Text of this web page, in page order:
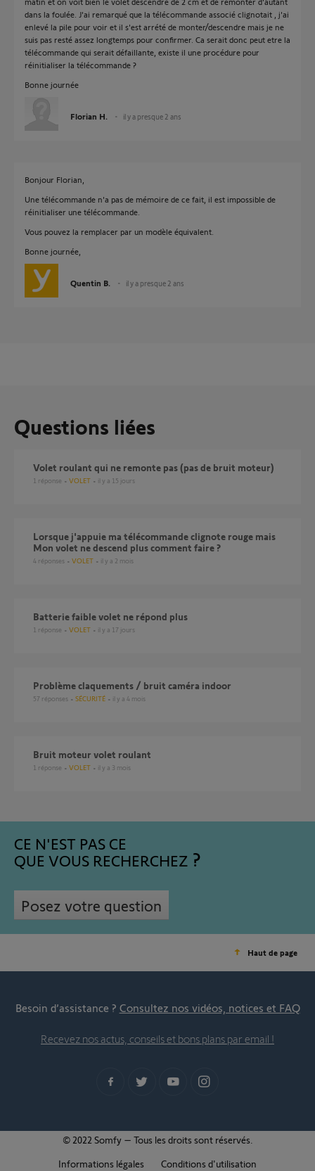
dans la foulée. J'ai remarqué que la télécommande associé clignotait , j'ai
enlevé la pile pour voir et il s'est arrété de monter/descendre mais je ne
suis pas resté assez longtemps pour confirmer. Ca serait donc peut etre la
télécommande qui serait défaillante, existe il une procédure pour
réinitialiser la télécommande ?
Bonne journée
Florian H. il y a presque 2 ans
Bonjour Florian,
Une télécommande n'a pas de mémoire de ce fait, il est impossible de
réinitialiser une télécommande.
Vous pouvez la remplacer par un modèle équivalent.
Bonne journée,
Quentin B. il y a presque 2 ans
Questions liées
Volet roulant qui ne remonte pas (pas de bruit moteur)
1 réponse VOLET il y a 15 jours
Lorsque j'appuie ma télécommande clignote rouge mais
Mon volet ne descend plus comment faire ?
4 réponses VOLET il y a 2 mois
Batterie faible volet ne répond plus
1 réponse VOLET il y a 17 jours
Problème claquements / bruit caméra indoor
57 réponses SÉCURITÉ il y a 4 mois
Bruit moteur volet roulant
1 réponse VOLET il y a 3 mois
CE N'EST PAS CE
QUE VOUS RECHERCHEZ
Posez votre question
Haut de page
Besoin d’assistance ? Consultez nos vidéos, notices et FAQ
Recevez nos actus, conseils et bons plans par email !
© 2022 Somfy – Tous les droits sont réservés.
Informations légales
Conditions d'utilisation